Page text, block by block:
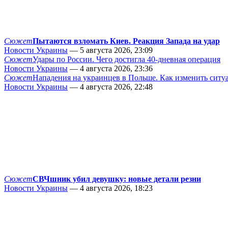
СюжетПытаются взломать Киев. Реакция Запада на удар
Новости Украины — 5 августа 2026, 23:09
СюжетУдары по России. Чего достигла 40-дневная операция
Новости Украины — 4 августа 2026, 23:36
СюжетНападения на украинцев в Польше. Как изменить
Новости Украины — 4 августа 2026, 22:48
СюжетСВЧшник убил девушку: новые детали резни
Новости Украины — 4 августа 2026, 18:23